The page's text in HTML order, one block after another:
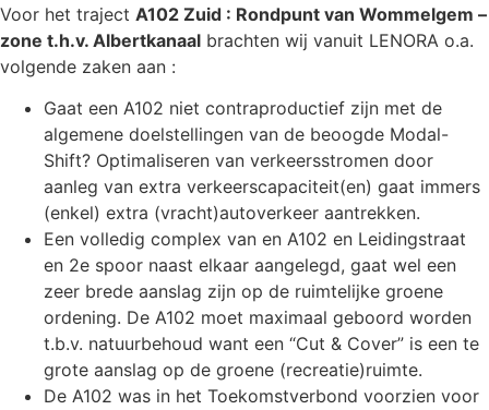
Voor het traject A102 Zuid : Rondpunt van Wommelgem –
zone t.h.v. Albertkanaal brachten wij vanuit LENORA o.a.
volgende zaken aan :
Gaat een A102 niet contraproductief zijn met de
algemene doelstellingen van de beoogde Modal-
Shift? Optimaliseren van verkeersstromen door
aanleg van extra verkeerscapaciteit(en) gaat immers
(enkel) extra (vracht)autoverkeer aantrekken.
Een volledig complex van en A102 en Leidingstraat
en 2e spoor naast elkaar aangelegd, gaat wel een
zeer brede aanslag zijn op de ruimtelijke groene
ordening. De A102 moet maximaal geboord worden
t.b.v. natuurbehoud want een “Cut & Cover” is een te
grote aanslag op de groene (recreatie)ruimte.
De A102 was in het Toekomstverbond voorzien voor